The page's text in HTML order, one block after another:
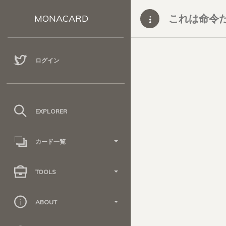
MONACARD
ログイン
EXPLORER
カード一覧
TOOLS
ABOUT
これは命令